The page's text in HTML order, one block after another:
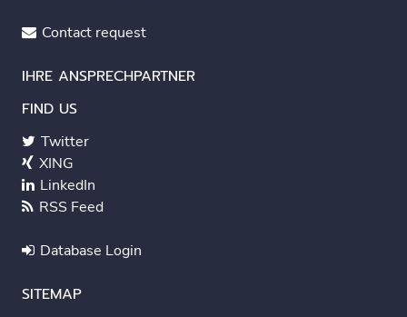
Contact request
IHRE ANSPRECHPARTNER
FIND US
Twitter
XING
LinkedIn
RSS Feed
Database Login
SITEMAP